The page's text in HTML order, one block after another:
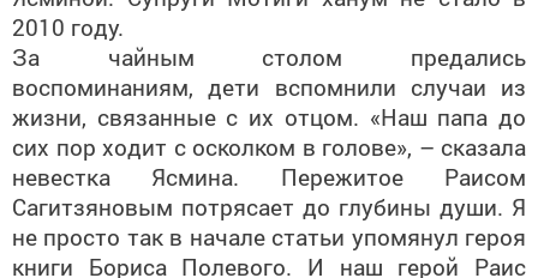
2010 году.
За чайным столом предались
воспоминаниям, дети вспомнили случаи из
жизни, связанные с их отцом. «Наш папа до
сих пор ходит с осколком в голове», – сказала
невестка Ясмина. Пережитое Раисом
Сагитзяновым потрясает до глубины души. Я
не просто так в начале статьи упомянул героя
книги Бориса Полевого. И наш герой Раис